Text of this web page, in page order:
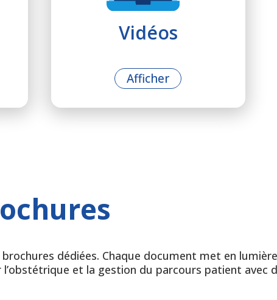
Vidéos
Afficher
dédiées. Chaque document met en
l’obstétrique et la gestion du parcours patient avec